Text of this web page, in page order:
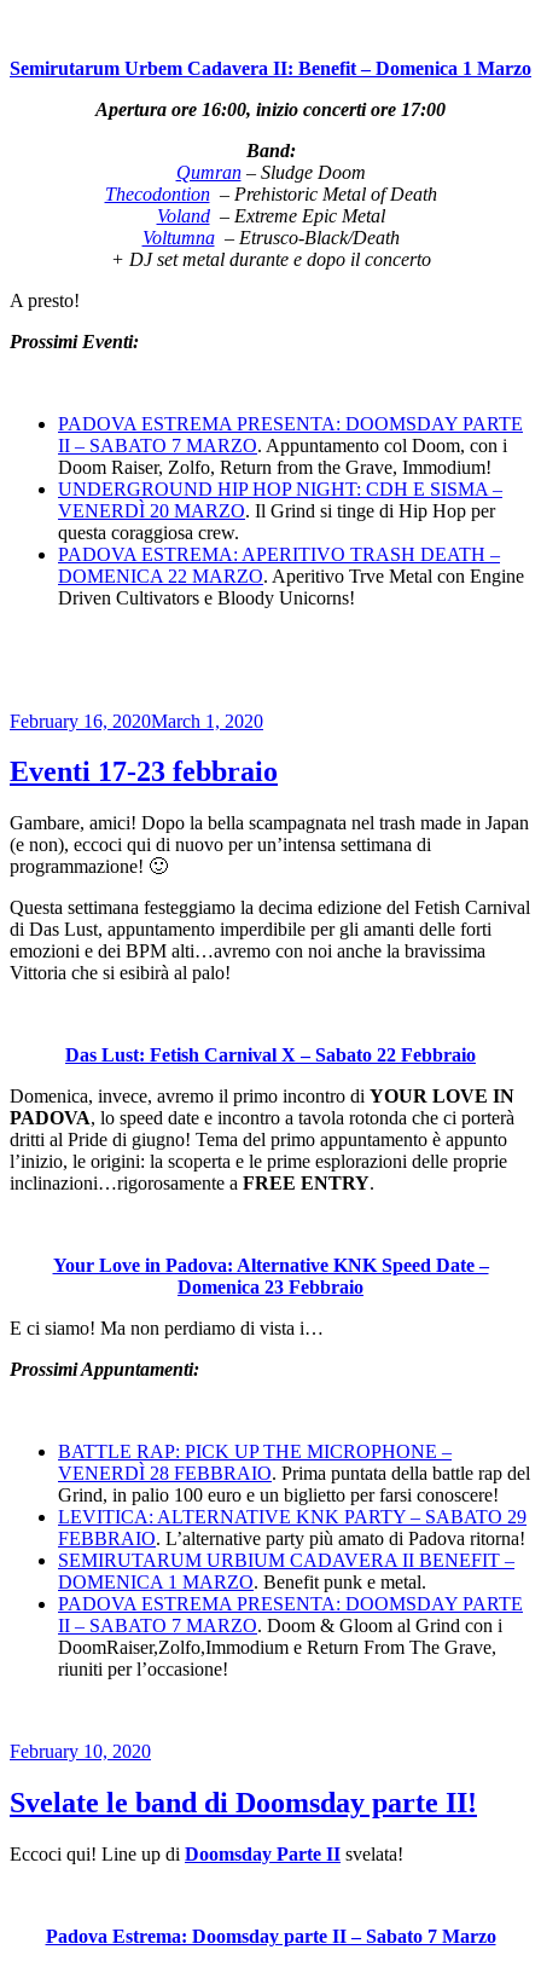
Semirutarum Urbem Cadavera II: Benefit – Domenica 1 Marzo
Apertura ore 16:00, inizio concerti ore 17:00
Band:
Qumran– Sludge Doom
Thecodontion– Prehistoric Metal of Death
Voland– Extreme Epic Metal
Voltumna– Etrusco-Black/Death
+ DJ set metal durante e dopo il concerto
A presto!
Prossimi Eventi:
PADOVA ESTREMA PRESENTA: DOOMSDAY PARTE
II – SABATO 7 MARZO. Appuntamento col Doom, con i
Doom Raiser, Zolfo, Return from the Grave, Immodium!
UNDERGROUND HIP HOP NIGHT: CDH E SISMA –
VENERDÌ 20 MARZO. Il Grind si tinge di Hip Hop per
questa coraggiosa crew.
PADOVA ESTREMA: APERITIVO TRASH DEATH –
DOMENICA 22 MARZO. Aperitivo Trve Metal con Engine
Driven Cultivators e Bloody Unicorns!
Posted
February 16, 2020March 1, 2020
Eventi 17-23 febbraio
Gambare, amici! Dopo la bella scampagnata nel trash made in Japan
(e non), eccoci qui di nuovo per un’intensa settimana di
programmazione! 🙂
Questa settimana festeggiamo la decima edizione del Fetish Carnival
di Das Lust, appuntamento imperdibile per gli amanti delle forti
emozioni e dei BPM alti…avremo con noi anche la bravissima
Vittoria che si esibirà al palo!
Das Lust: Fetish Carnival X – Sabato 22 Febbraio
Domenica, invece, avremo il primo incontro di YOUR LOVE IN
PADOVA, lo speed date e incontro a tavola rotonda che ci porterà
dritti al Pride di giugno! Tema del primo appuntamento è appunto
l’inizio, le origini: la scoperta e le prime esplorazioni delle proprie
inclinazioni…rigorosamente a FREE ENTRY.
Your Love in Padova: Alternative KNK Speed Date –
Domenica 23 Febbraio
E ci siamo! Ma non perdiamo di vista i…
Prossimi Appuntamenti:
BATTLE RAP: PICK UP THE MICROPHONE –
VENERDÌ 28 FEBBRAIO. Prima puntata della battle rap del
Grind, in palio 100 euro e un biglietto per farsi conoscere!
LEVITICA: ALTERNATIVE KNK PARTY – SABATO 29
FEBBRAIO. L’alternative party più amato di Padova ritorna!
SEMIRUTARUM URBIUM CADAVERA II BENEFIT –
DOMENICA 1 MARZO. Benefit punk e metal.
PADOVA ESTREMA PRESENTA: DOOMSDAY PARTE
II – SABATO 7 MARZO. Doom & Gloom al Grind con i
DoomRaiser,Zolfo,Immodium e Return From The Grave,
riuniti per l’occasione!
Posted
February 10, 2020
Svelate le band di Doomsday parte II!
Eccoci qui! Line up di Doomsday Parte II svelata!
Padova Estrema: Doomsday parte II – Sabato 7 Marzo